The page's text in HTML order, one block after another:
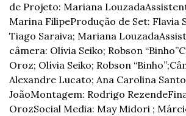
de Projeto: Mariana Louzada
Marina FilipeProdução de Set: Flavia
Tiago Saraiva; Mariana Louzada
câmera: Olívia Seiko; Robson “Binho”
Oroz; Olívia Seiko; Robson “Binho”;
Alexandre Lucato; Ana Carolina
JoãoMontagem: Rodrigo Rezende
OrozSocial Media: May Midori ;